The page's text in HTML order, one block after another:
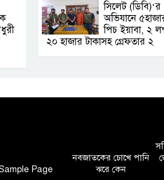
সিলেট (ডিবি)‘র
অভিযানে
পিচ ইয়াবা, ২
২০ হাজার টাকাসহ গ্রেফতার ২
Page
নবজাতকের চোখে পানি
ঝরে কেন